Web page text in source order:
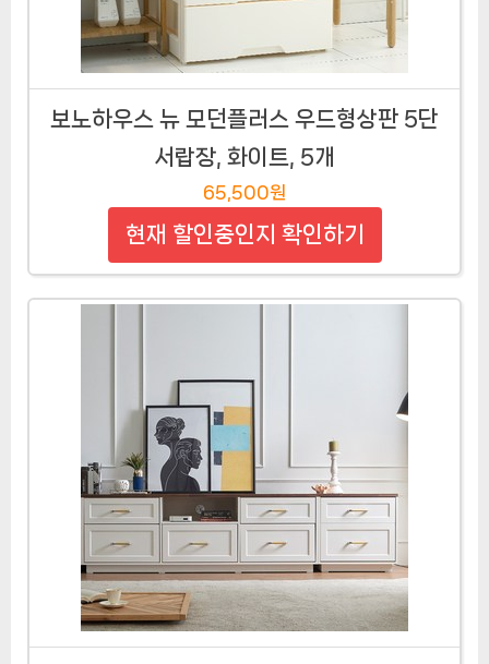
보노하우스 뉴 모던플러스 우드형상판 5단
서랍장, 화이트, 5개
65,500원
현재 할인중인지 확인하기